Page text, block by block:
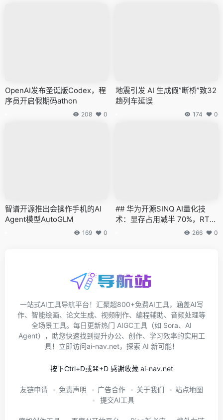
OpenAI发布圣诞版Codex，程
序员开启假期码athon
208 0
地震引发 AI 生成假”断桥”致32
趟列车延误
174 0
智谱开源推出会操作手机的AI
Agent模型AutoGLM
169 0
## 华为开源SINQ AI量化技
术：显存占用减半 70%，RTX
266 0
一站式AI工具导航平台！汇聚超800+免费AI工具，涵盖AI写
作、智能绘画、论文生成、视频制作、编程辅助、音频处理等
全场景工具。每日更新热门 AIGC工具（如 Sora、AI
Agent），助您快速找到提升办公、创作、学习效率的实用工
具！立即访问ai-nav.net，探索 AI 新可能！
按下Ctrl+D或⌘+D 感谢收藏 ai-nav.net
友链申请 免责声明 广告合作 关于我们
站点地图
提交AI工具